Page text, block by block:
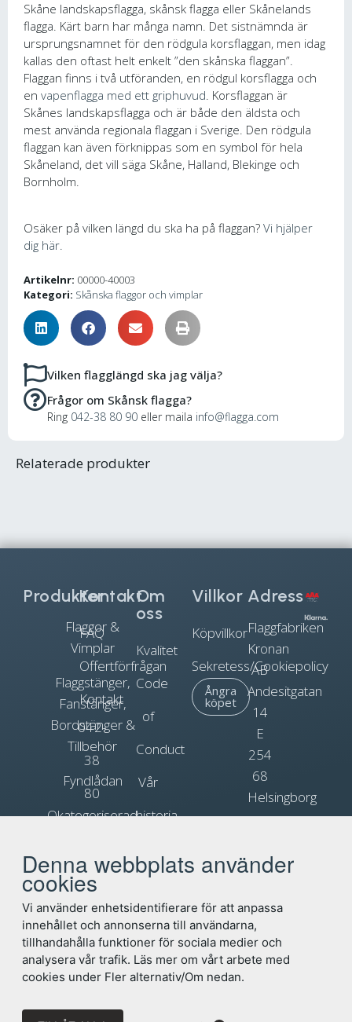
Denna webbplats använder
cookies
Vi använder enhetsidentifierare för att anpassa
innehållet och annonserna till användarna,
tillhandahålla funktioner för sociala medier och
analysera vår trafik. Läs mer om vårt arbete med
cookies under Fler alternativ/Om nedan.
Skåne landskapsflagga, skånsk flagga eller Skånelands
flagga. Kärt barn har många namn. Det sistnämnda är
ursprungsnamnet för den rödgula korsflaggan, men idag
kallas den oftast helt enkelt ”den skånska flaggan”.
Flaggan finns i två utföranden, en rödgul korsflagga och
en vapenflagga med ett griphuvud. Korsflaggan är
Skånes landskapsflagga och är både den äldsta och
mest använda regionala flaggan i Sverige. Den rödgula
flaggan kan även förknippas som en symbol för hela
Skåneland, det vill säga Skåne, Halland, Blekinge och
Bornholm.
Osäker på vilken längd du ska ha på flaggan? Vi hjälper
dig här.
Artikelnr: 00000-40003
Kategori: Skånska flaggor och vimplar
Vilken flagglängd ska jag välja?
Frågor om Skånsk flagga?
Ring 042-38 80 90 eller maila info@flagga.com
Relaterade produkter
Adress
Flaggfabriken
Kronan
AB
Andesitgatan
14
E
254
68
Helsingborg
0897
Kontakt
FAQ
Offertförfrågan
Kontakt
042-
38
80
info@flagga.com
Om
oss
Kvalitet
Code
of
Conduct
Vår
historia
Flaggregler
Villkor
Köpvillkor
Sekretess/Cookiepolicy
Ångra
köpet
Produkter
Flaggor &
Vimplar
Flaggstänger,
Fanstänger,
Bordstänger &
Tillbehör
Fyndlådan
Okategoriserad